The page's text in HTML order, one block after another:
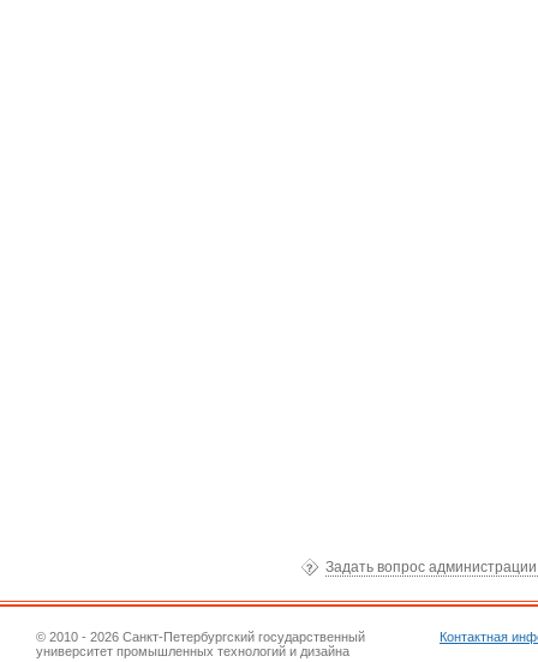
Задать вопрос
© 2010 - 2026 Санкт-Петербургский государственный
университет промышленных технологий и дизайна
Контактная